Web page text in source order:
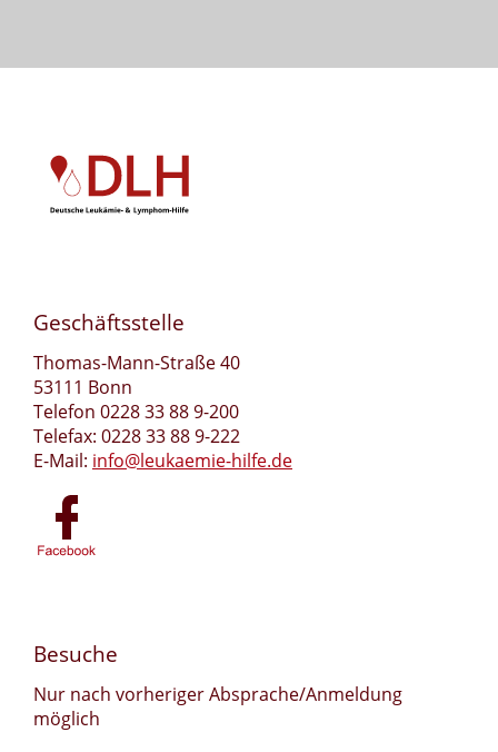
Geschäftsstelle
Thomas-Mann-Straße 40
53111 Bonn
Telefon 0228 33 88 9-200
Telefax: 0228 33 88 9-222
E-Mail: info@leukaemie-hilfe.de
Besuche
Nur nach vorheriger Absprache/Anmeldung
möglich